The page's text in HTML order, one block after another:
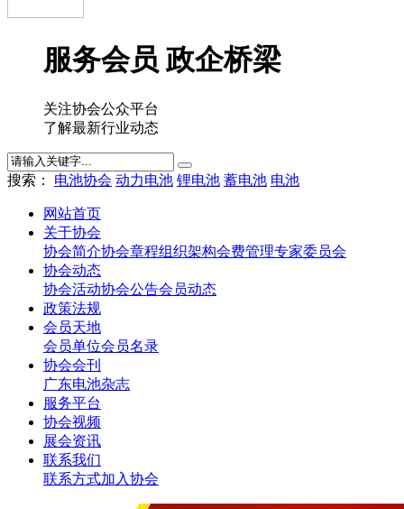
服务会员 政企桥梁
关注协会公众平台
了解最新行业动态
搜索： 电池协会 动力电池 锂电池 蓄电池 电池
网站首页
关于协会
协会简介协会章程组织架构会费管理专家委员会
协会动态
协会活动协会公告会员动态
政策法规
会员天地
会员单位会员名录
协会会刊
广东电池杂志
服务平台
协会视频
展会资讯
联系我们
联系方式加入协会